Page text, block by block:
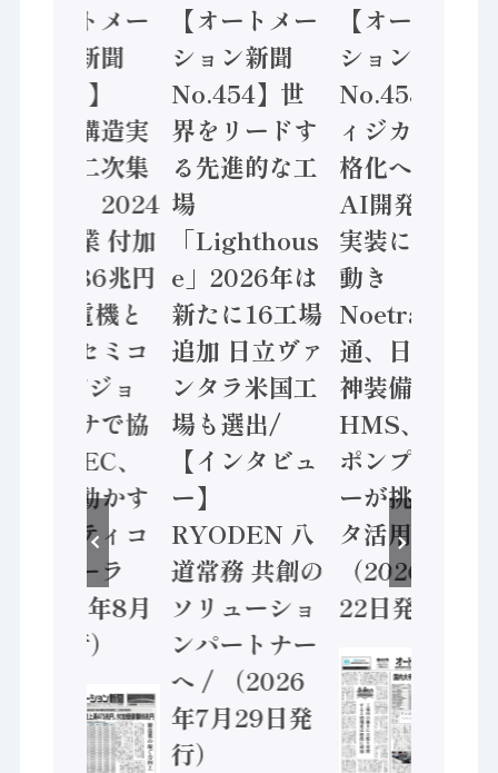
【オートメー
ション新聞
No.455】
「経済構造実
態調査二次集
計結果」2024
年製造業 付加
価値額86兆円
/ 三菱電機と
ソニーセミコ
ン AIビジョ
ンセンサで協
業 / IDEC、
安全に動かす
セーフティコ
ントローラ
（2026年8月
5日発行）
【オートメー
ション新聞
No.454】世
界をリードす
る先進的な工
場
「Lighthous
e」2026年は
新たに16工場
追加 日立ヴァ
ンタラ米国工
場も選出/
【インタビュ
ー】
RYODEN 八
道常務 共創の
ソリューショ
ンパートナー
へ / （2026
年7月29日発
行）
【オートメー
ション新聞
No.453】フ
ィジカルAI本
格化へ 国産
AI開発や社会
実装に活発な
動き
Noetra、富士
通、日立 / 兵
神装備 ×
HMS、老舗
ポンプメーカ
ーが挑むデー
タ活用 など
（2026年7月
22日発行）